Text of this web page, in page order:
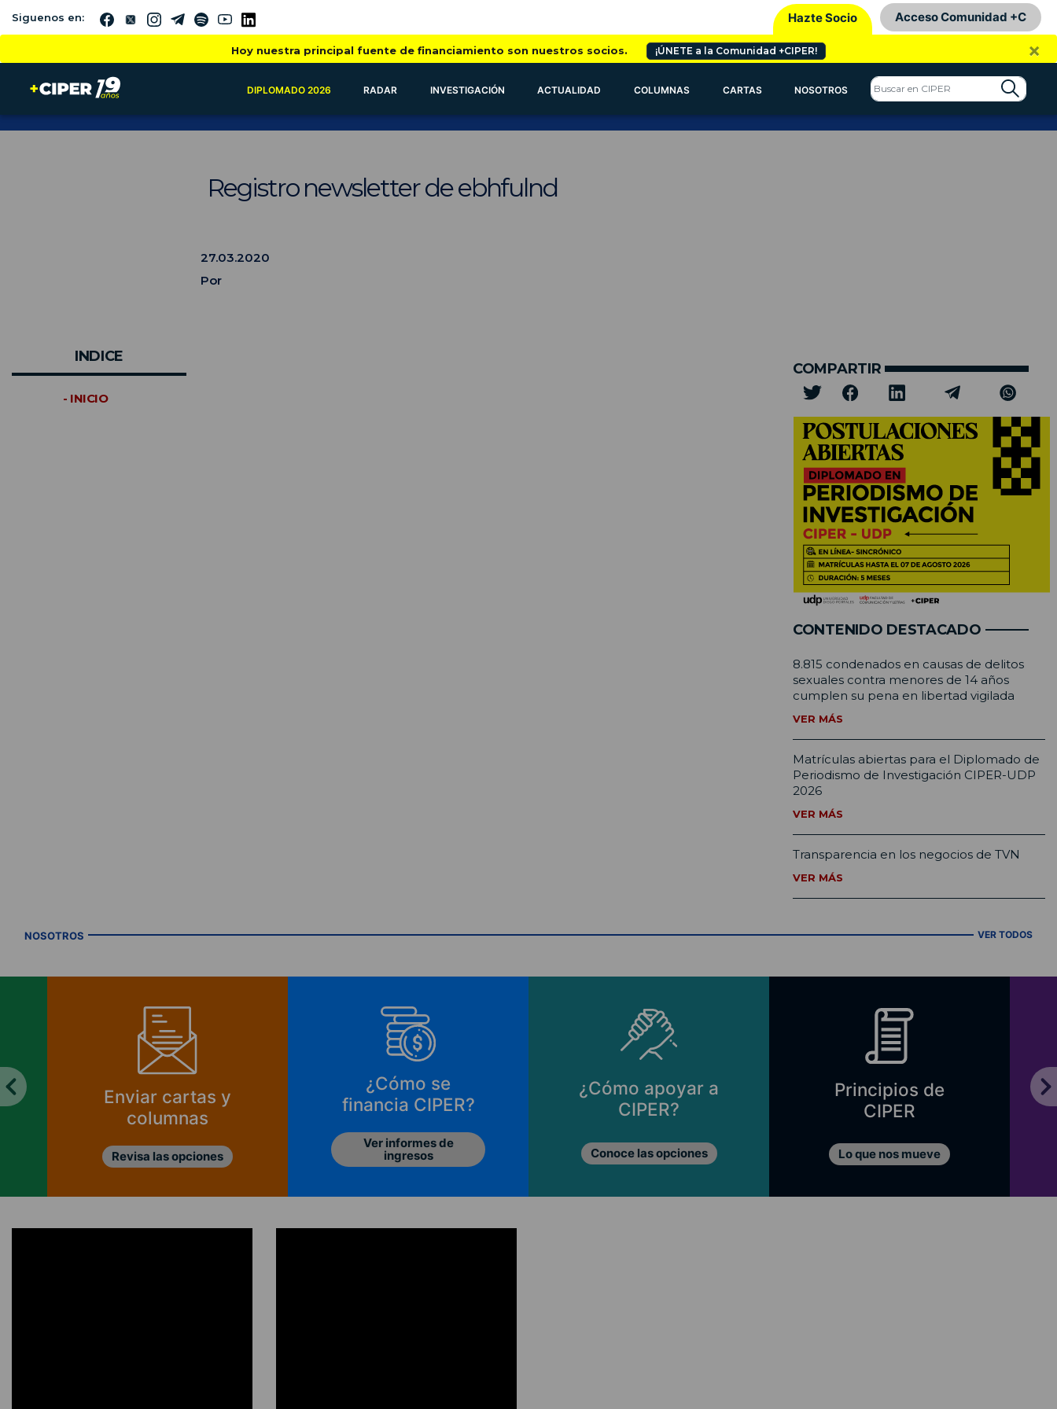
Siguenos en: Hazte Socio Acceso Comunidad +C
Hoy nuestra principal fuente de financiamiento son nuestros socios. ¡ÚNETE a la Comunidad +CIPER! ×
DIPLOMADO 2026 RADAR INVESTIGACIÓN ACTUALIDAD COLUMNAS CARTAS NOSOTROS
Registro newsletter de ebhfulnd
27.03.2020
Por
INDICE
- INICIO
COMPARTIR
CONTENIDO DESTACADO
8.815 condenados en causas de delitos
sexuales contra menores de 14 años
cumplen su pena en libertad vigilada
VER MÁS
Matrículas abiertas para el Diplomado de
Periodismo de Investigación CIPER-UDP
2026
VER MÁS
Transparencia en los negocios de TVN
VER MÁS
NOSOTROS VER TODOS
Enviar cartas y
columnas
Revisa las opciones
¿Cómo se
financia CIPER?
Ver informes de
ingresos
¿Cómo apoyar a
CIPER?
Conoce las opciones
Principios de
CIPER
Lo que nos mueve